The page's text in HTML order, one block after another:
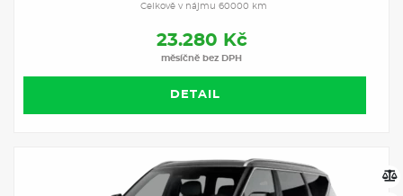
Celkově v nájmu 60000 km
23.280 Kč
měsíčně bez DPH
DETAIL